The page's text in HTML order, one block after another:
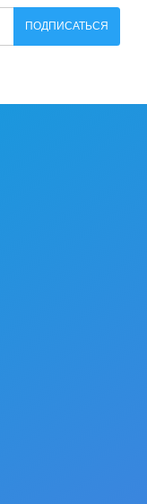
ПОДПИСАТЬСЯ